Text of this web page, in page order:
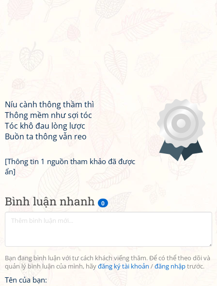
Bình luận nhanh 0
Bạn đang bình luận với tư cách khách viếng thăm. Để có thể theo dõi và
quản lý bình luận của mình, hãyđăng ký tài khoản /đăng nhậptrước.
Tên của bạn:
Níu cành thông thầm thì
Thông mềm như sợi tóc
Tóc khô đau lòng lược
Buồn ta thông vẫn reo
[Thông tin 1 nguồn tham khảo đã được
ẩn]